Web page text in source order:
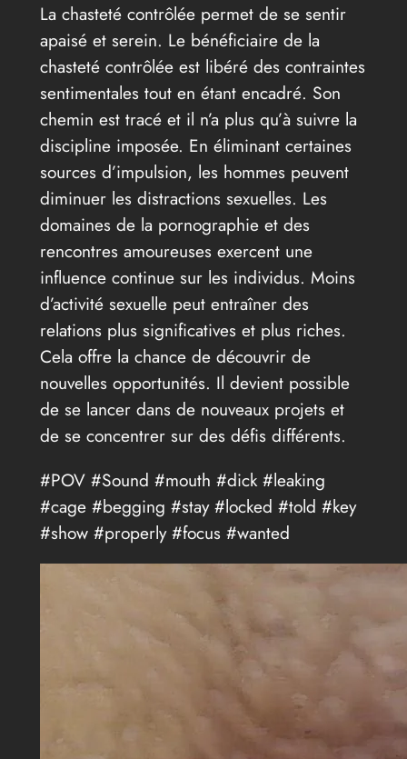
La chasteté contrôlée permet de se sentir
apaisé et serein. Le bénéficiaire de la
chasteté contrôlée est libéré des contraintes
sentimentales tout en étant encadré. Son
chemin est tracé et il n’a plus qu’à suivre la
discipline imposée. En éliminant certaines
sources d’impulsion, les hommes peuvent
diminuer les distractions sexuelles. Les
domaines de la pornographie et des
rencontres amoureuses exercent une
influence continue sur les individus. Moins
d’activité sexuelle peut entraîner des
relations plus significatives et plus riches.
Cela offre la chance de découvrir de
nouvelles opportunités. Il devient possible
de se lancer dans de nouveaux projets et
de se concentrer sur des défis différents.
#POV #Sound #mouth #dick #leaking
#cage #begging #stay #locked #told #key
#show #properly #focus #wanted